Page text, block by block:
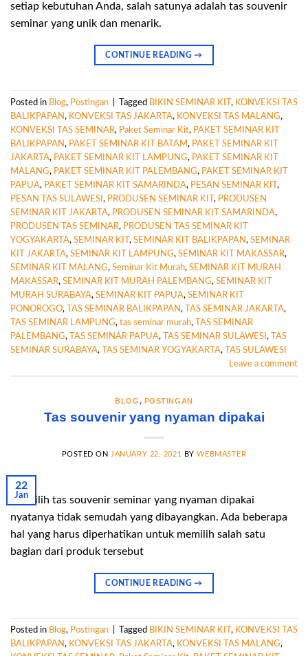
setiap kebutuhan Anda, salah satunya adalah tas souvenir
seminar yang unik dan menarik.
CONTINUE READING→
Posted in Blog, Postingan Tagged BIKIN SEMINAR KIT , KONVEKSI TAS
BALIKPAPAN, KONVEKSI TAS JAKARTA, KONVEKSI TAS MALANG,
KONVEKSI TAS SEMINAR, Paket Seminar Kit, PAKET SEMINAR KIT
BALIKPAPAN, PAKET SEMINAR KIT BATAM, PAKET SEMINAR KIT
JAKARTA, PAKET SEMINAR KIT LAMPUNG, PAKET SEMINAR KIT
MALANG, PAKET SEMINAR KIT PALEMBANG, PAKET SEMINAR KIT
PAPUA, PAKET SEMINAR KIT SAMARINDA, PESAN SEMINAR KIT ,
PESAN TAS SULAWESI , PRODUSEN SEMINAR KIT , PRODUSEN
SEMINAR KIT JAKARTA, PRODUSEN SEMINAR KIT SAMARINDA,
PRODUSEN TAS SEMINAR, PRODUSEN TAS SEMINAR KIT
YOGYAKARTA, SEMINAR KIT , SEMINAR KIT BALIKPAPAN, SEMINAR
KIT JAKARTA, SEMINAR KIT LAMPUNG, SEMINAR KIT MAKASSAR,
SEMINAR KIT MALANG, Seminar Kit Murah, SEMINAR KIT MURAH
MAKASSAR, SEMINAR KIT MURAH PALEMBANG, SEMINAR KIT
MURAH SURABAYA, SEMINAR KIT PAPUA, SEMINAR KIT
PONOROGO, TAS SEMINAR BALIKPAPAN, TAS SEMINAR JAKARTA,
TAS SEMINAR LAMPUNG, tas seminar murah,
TAS SEMINAR
PALEMBANG, TAS SEMINAR PAPUA, TAS SEMINAR SULAWESI ,
TAS
SEMINAR SURABAYA, TAS SEMINAR YOGYAKARTA,
TAS SULAWESI
Leave a comment
BLOG, POSTINGAN
Tas souvenir yang nyaman dipakai
POSTED ON JANUARY 22, 2021 BYWEBMASTER
22
Jan
Memilih tas souvenir seminar yang nyaman dipakai
nyatanya tidak semudah yang dibayangkan. Ada beberapa
hal yang harus diperhatikan untuk memilih salah satu
bagian dari produk tersebut
CONTINUE READING→
Posted in Blog, Postingan Tagged BIKIN SEMINAR KIT , KONVEKSI TAS
BALIKPAPAN, KONVEKSI TAS JAKARTA, KONVEKSI TAS MALANG,